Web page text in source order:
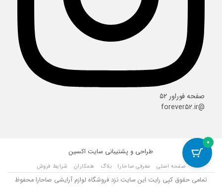
صفحه فوراور ۵۲
@forever52.ir
طراحی و پشتیبانی سایت اکسین
صفحه اصلی معرفی صاحارا بلاگ همکاران شرایط فروش
تمامی حقوق کپی رایت این سایت نزد فروشگاه لوازم آرایشی صاحارا محفوظ
0